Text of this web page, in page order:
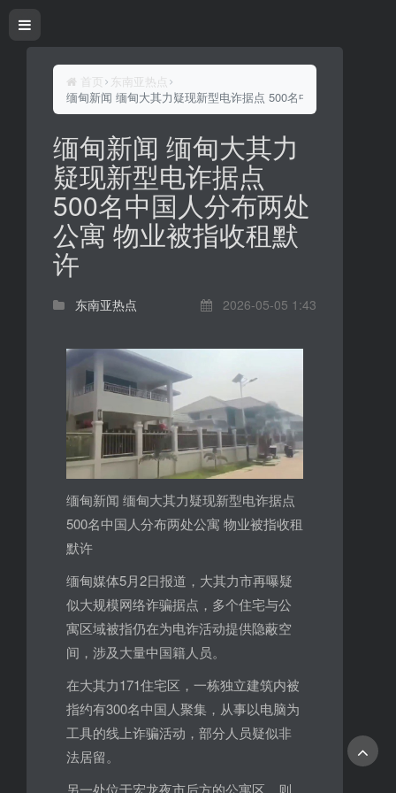
首页
东南亚热点
缅甸新闻 缅甸大其力疑现新型电诈据点 500名中国人分布两处
缅甸新闻 缅甸大其力
疑现新型电诈据点
500名中国人分布两处
公寓 物业被指收租默
许
东南亚热点 2026-05-05 1:43
缅甸新闻 缅甸大其力疑现新型电诈据点
500名中国人分布两处公寓 物业被指收租
默许
缅甸媒体5月2日报道，大其力市再曝疑
似大规模网络诈骗据点，多个住宅与公
寓区域被指仍在为电诈活动提供隐蔽空
间，涉及大量中国籍人员。
在大其力171住宅区，一栋独立建筑内被
指约有300名中国人聚集，从事以电脑为
工具的线上诈骗活动，部分人员疑似非
法居留。
另一处位于宏龙夜市后方的公寓区，则